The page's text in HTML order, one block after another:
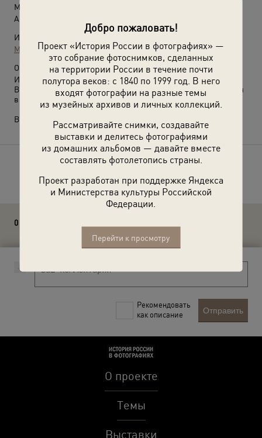
Добро пожаловать!
Проект «История России в фотографиях» —
это собрание фотоснимков, сделанных
на территории России в течение почти
полутора веков: с 1840 по 1999 год. В него
входят фотографии на разные темы
из музейных архивов и личных коллекций.
Рассматривайте снимки, создавайте
выставки и делитесь фотографиями
из домашних альбомов — давайте вместе
составлять фотолетопись страны.
Проект разработан при поддержке Яндекса
и Министерства культуры Российской
Федерации.
Перейти к просмотру
Место съемки:
Архангельская обл., Ненецкий НО
Источники:
МАММ / МДФ
О фотографии:
Из серии «Край земли. Ненцы».
В 1977 году Ненецкий национальный округ был переименован
в Ненецкий автономный округ.
Выставка
«Ненцы»
Расскажите друзьям об этом фото
0 комментариев
Рекомендовать
как описание
Отправить
О проекте
Темы
Выставки